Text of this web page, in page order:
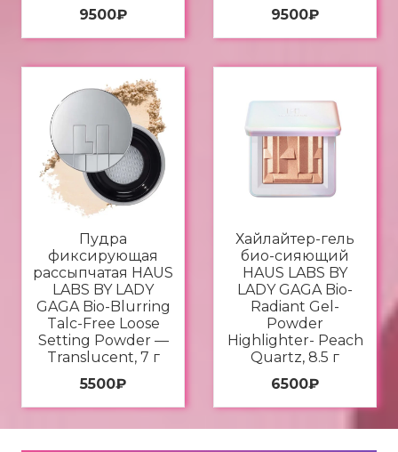
9500₽
9500₽
Пудра
фиксирующая
рассыпчатая HAUS
LABS BY LADY
GAGA Bio-Blurring
Talc-Free Loose
Setting Powder —
Translucent, 7 г
5500₽
Хайлайтер-гель
био-сияющий
HAUS LABS BY
LADY GAGA Bio-
Radiant Gel-
Powder
Highlighter- Peach
Quartz, 8.5 г
6500₽